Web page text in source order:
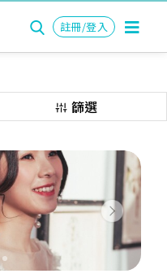
註冊/登入
篩選
Next